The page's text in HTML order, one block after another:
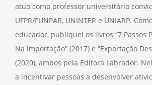
atuo como professor universitário
UFPR/FUNPAR, UNINTER e UNIARP.
educador, publiquei os livros “7 Passos
Na Importação” (2017) e “Exportação
(2020), ambos pela Editora Labrador.
a incentivar pessoas a desenvolver